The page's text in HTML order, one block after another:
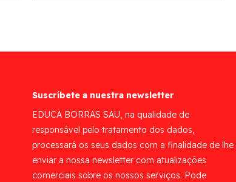
Suscríbete a nuestra newsletter
EDUCA BORRAS SAU, na qualidade de
responsável pelo tratamento dos dados,
processará os seus dados com a finalidade de lhe
enviar a nossa newsletter com atualizações
comerciais sobre os nossos serviços. Pode